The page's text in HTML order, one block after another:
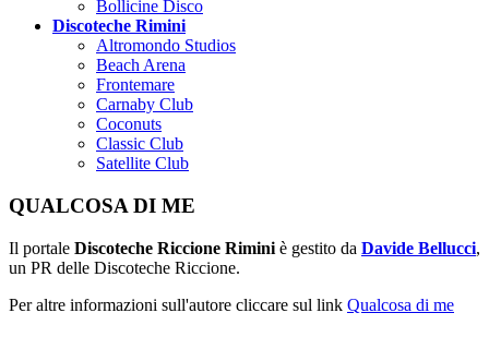
Bollicine Disco
Discoteche Rimini
Altromondo Studios
Beach Arena
Frontemare
Carnaby Club
Coconuts
Classic Club
Satellite Club
QUALCOSA DI ME
Il portale Discoteche Riccione Rimini è gestito da Davide Bellucci,
un PR delle Discoteche Riccione.
Per altre informazioni sull'autore cliccare sul link Qualcosa di me